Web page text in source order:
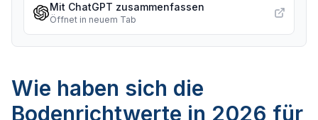
Mit ChatGPT zusammenfassen
Öffnet in neuem Tab
Wie haben sich die
Bodenrichtwerte in 2026 für